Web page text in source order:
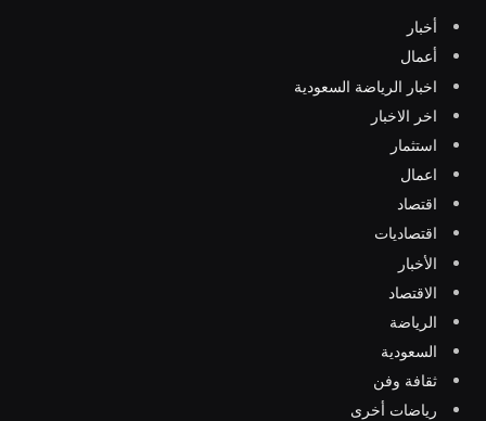
أخبار
أعمال
اخبار الرياضة السعودية
اخر الاخبار
استثمار
اعمال
اقتصاد
اقتصاديات
الأخبار
الاقتصاد
الرياضة
السعودية
ثقافة وفن
رياضات أخرى